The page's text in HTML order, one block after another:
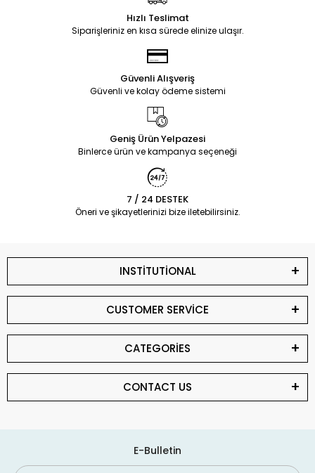
Hızlı Teslimat
Siparişleriniz en kısa sürede elinize ulaşır.
Güvenli Alışveriş
Güvenli ve kolay ödeme sistemi
Geniş Ürün Yelpazesi
Binlerce ürün ve kampanya seçeneği
7 / 24 DESTEK
Öneri ve şikayetlerinizi bize iletebilirsiniz.
INSTİTUTİONAL
CUSTOMER SERVİCE
CATEGORİES
CONTACT US
E-Bulletin